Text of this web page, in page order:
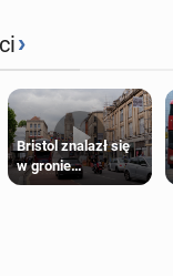
›
Bristol znalazł się
w gronie
najlepszych